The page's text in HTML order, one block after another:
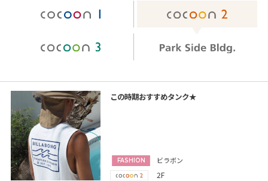
この時期おすすめタンク★
FASHION ビラボン
2F